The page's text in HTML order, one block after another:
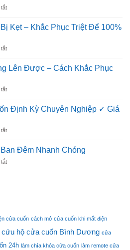
Tín
Rẻ
Được
Cách
Triệt
100%
tắtở
Sửa
Cửa
Giỏi
Nghiệp
24/7
Kẹt – Khắc Phục Triệt Để 100%
tắtở
Cửa
Kẹt
Khắc
Để
Lỗi
Lên Được – Cách Khắc Phục
tắtở
Cuốn
Không
Được
Cách
Phục
Định Kỳ Chuyên Nghiệp ✓ Giá
tắtở
Trì
Cuốn
Giá
Đêm Nhanh Chóng
tắtở
Chóng
cửa cuốn cách mở cửa cuốn khi mất điện
cứu hộ cửa cuốn Bình Dương cửa
24h làm chìa khóa cửa cuốn làm remote cửa